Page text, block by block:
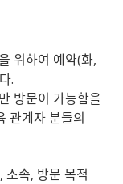
위하여 예약(화,
.
방문이 가능함을
관계자 분들의
속, 방문 목적